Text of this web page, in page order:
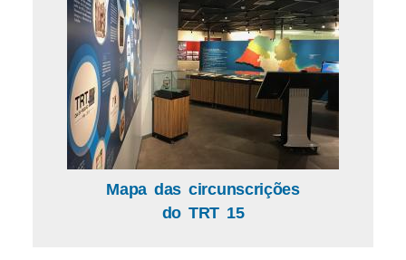
Mapa das circunscrições
do TRT 15